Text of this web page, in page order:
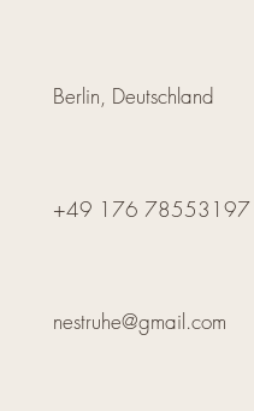
Berlin, Deutschland
+49 176 78553197
nestruhe@gmail.com